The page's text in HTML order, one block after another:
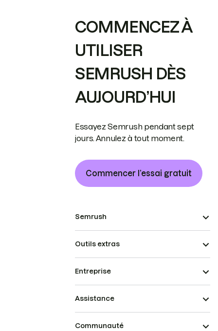
COMMENCEZ À
UTILISER
SEMRUSH DÈS
AUJOURD’HUI
Essayez Semrush pendant sept
jours. Annulez à tout moment.
Commencer l’essai gratuit
Semrush
Outils extras
Entreprise
Assistance
Communauté